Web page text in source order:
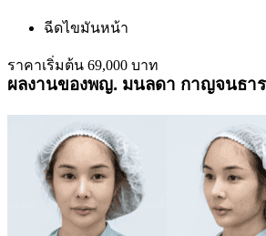
ฉีดไขมันหน้า
ราคาเริ่มต้น 69,000 บาท
ผลงานของพญ. มนลดา กาญจนธา